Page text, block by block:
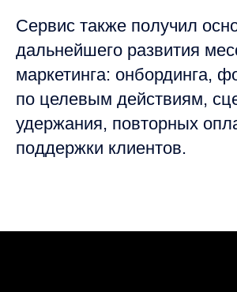
Сервис также получил
дальнейшего развития
маркетинга: онбординга,
по целевым действиям,
удержания, повторных
поддержки клиентов.